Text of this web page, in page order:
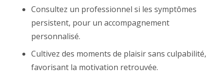
Consultez un professionnel si les symptômes
persistent, pour un accompagnement
personnalisé.
Cultivez des moments de plaisir sans culpabilité,
favorisant la motivation retrouvée.